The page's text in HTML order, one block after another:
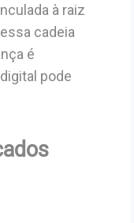
à raiz
cadeia
é
pode